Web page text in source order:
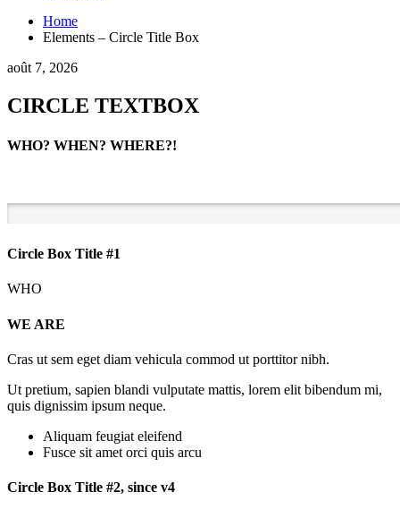
Home
Elements – Circle Title Box
août 7, 2026
CIRCLE TEXTBOX
WHO? WHEN? WHERE?!
Circle Box Title #1
WHO
WE ARE
Cras ut sem eget diam vehicula commod ut porttitor nibh.
Ut pretium, sapien blandi vulputate mattis, lorem elit bibendum mi,
quis dignissim ipsum neque.
Aliquam feugiat eleifend
Fusce sit amet orci quis arcu
Circle Box Title #2, since v4